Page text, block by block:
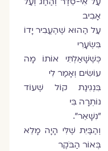
אָבִיב
עַל הַהוּא שֶׁהֶעֱבִיר יָדוֹ
בִּשְׂעָרִי
כְּשֶׁשָּׁאַלְתִּי אוֹתוֹ מָה
עוֹשִׂים וְאָמַר לִי
בִּנְגִינַת קוֹל שֶׁעוֹד
נוֹתְרָה בִּי
"נִשָּׁאֵר".
וְהַבַּיִת שֶׁלִּי הָיָה מָלֵא
בְּאוֹר הַבֹּקֶר